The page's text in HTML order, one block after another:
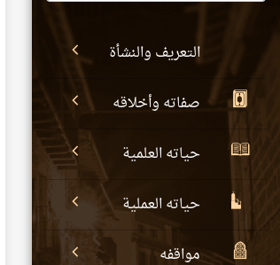
التعريف والنشأة
صفاته وأخلاقه
حياته العلمية
حياته العملية
مواقفه